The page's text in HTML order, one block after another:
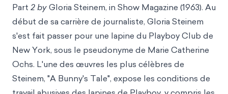
Part 2 byGloria Steinem, in Show Magazine (1963). Au
début de sa carrière de journaliste, Gloria Steinem
s'est fait passer pour une lapine du Playboy Club de
New York, sous le pseudonyme de Marie Catherine
Ochs. L'une des œuvres les plus célèbres de
Steinem, "A Bunny's Tale", expose les conditions de